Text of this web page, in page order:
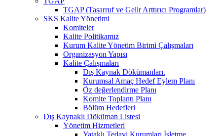
TGAP (Tasarruf ve Gelir Arttırıcı Programlar)
SKS Kalite Yönetimi
Komiteler
Kalite Politikamız
Kurum Kalite Yönetim Birimi Çalışmaları
Organizasyon Yapısı
Kalite Çalışmaları
Dış Kaynak Dökümanları.
Kurumsal Amaç Hedef Eylem Planı
Öz değerlendirme Planı
Komite Toplantı Planı
Bölüm Hedefleri
Dış Kaynaklı Döküman Listesi
Yönetim Hizmetleri
Yataklı Tedavi Kurumları İşletme